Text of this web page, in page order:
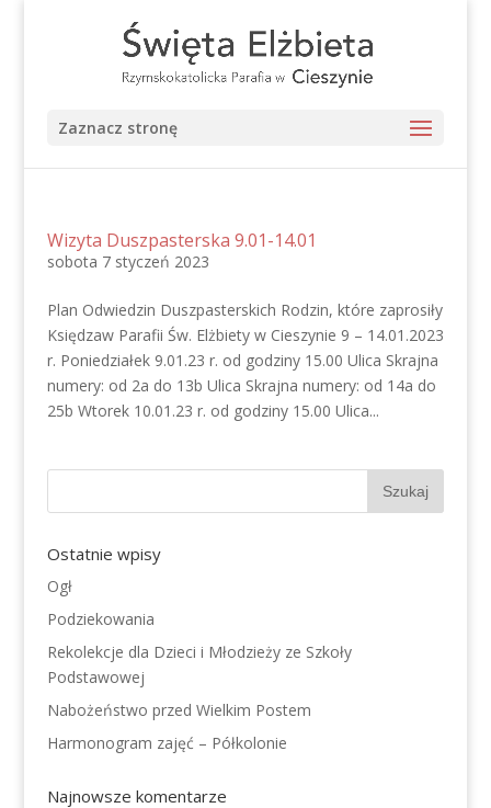
Zaznacz stronę
Wizyta Duszpasterska 9.01-14.01
sobota 7 styczeń 2023
Plan Odwiedzin Duszpasterskich Rodzin, które zaprosiły
Księdzaw Parafii Św. Elżbiety w Cieszynie 9 – 14.01.2023
r. Poniedziałek 9.01.23 r. od godziny 15.00 Ulica Skrajna
numery: od 2a do 13b Ulica Skrajna numery: od 14a do
25b Wtorek 10.01.23 r. od godziny 15.00 Ulica...
Ostatnie wpisy
Ogł
Podziekowania
Rekolekcje dla Dzieci i Młodzieży ze Szkoły
Podstawowej
Nabożeństwo przed Wielkim Postem
Harmonogram zajęć – Półkolonie
Najnowsze komentarze